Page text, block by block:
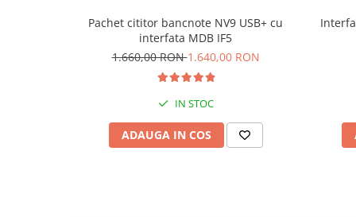
Pachet cititor bancnote NV9 USB+ cu
interfata MDB IF5
1.660,00 RON1.640,00 RON
IN STOC
ADAUGA IN COS